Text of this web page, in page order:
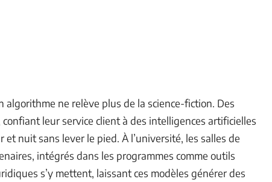
algorithme ne relève plus de la science-fiction. Des
leur service client à des intelligences artificielles
nuit sans lever le pied. À l’université, les salles de
intégrés dans les programmes comme outils
s’y mettent, laissant ces modèles générer des